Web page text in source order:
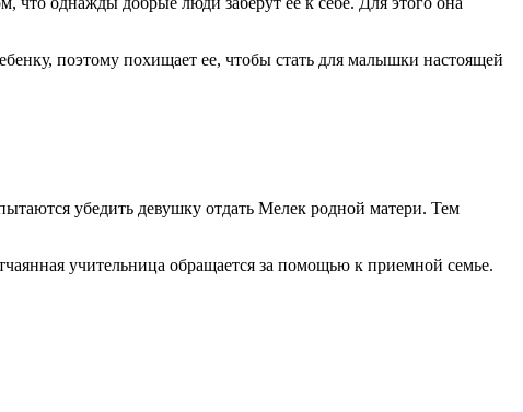
поэтому похищает ее, чтобы стать для малышки настоящей
убедить девушку отдать Мелек родной матери. Тем
учительница обращается за помощью к приемной семье.